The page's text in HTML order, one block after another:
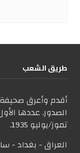
طریق الشعب
أقدم وأعرق
تموز/يوليو 1935.
العراق - بغداد -